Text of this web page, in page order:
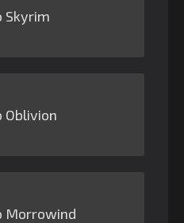
Skyrim
Oblivion
Morrowind